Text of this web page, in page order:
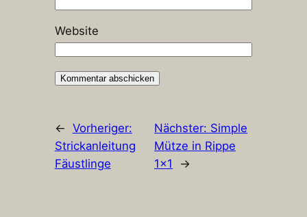
Website
← Vorheriger:
Strickanleitung
Fäustlinge
Nächster: Simple
Mütze in Rippe
1×1
→